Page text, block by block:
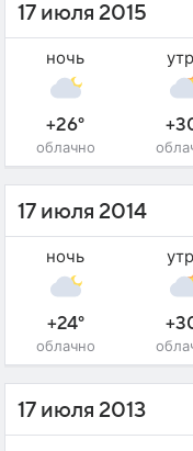
17 июля 2015
ночь
+26°
облачно
17 июля 2014
ночь
+24°
облачно
17 июля 2013